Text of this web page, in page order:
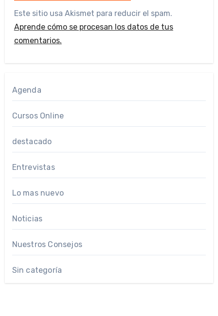
Este sitio usa Akismet para reducir el spam.
Aprende cómo se procesan los datos de tus
comentarios.
Agenda
Cursos Online
destacado
Entrevistas
Lo mas nuevo
Noticias
Nuestros Consejos
Sin categoría